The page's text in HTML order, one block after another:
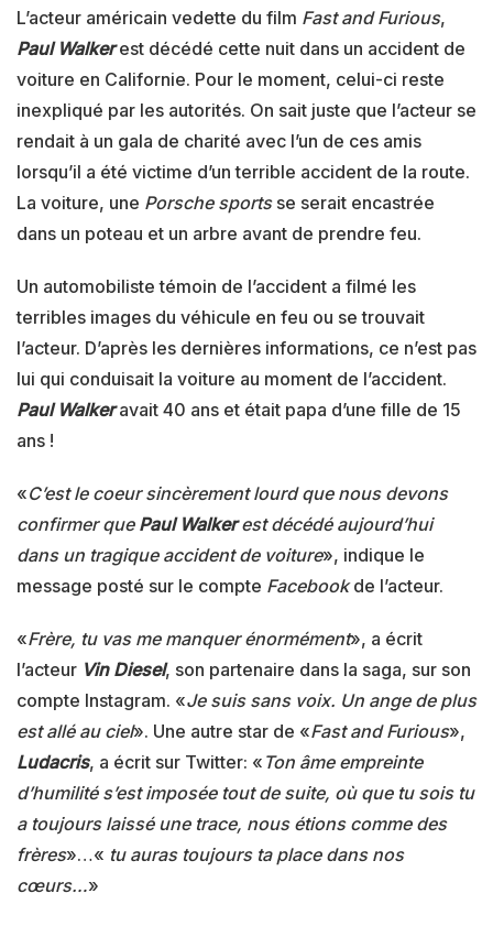
L’acteur américain vedette du film Fast and Furious,
Paul Walkerest décédé cette nuit dans un accident de
voiture en Californie. Pour le moment, celui-ci reste
inexpliqué par les autorités. On sait juste que l’acteur se
rendait à un gala de charité avec l’un de ces amis
lorsqu’il a été victime d’un terrible accident de la route.
La voiture, une Porsche sportsse serait encastrée
dans un poteau et un arbre avant de prendre feu.
Un automobiliste témoin de l’accident a filmé les
terribles images du véhicule en feu ou se trouvait
l’acteur. D’après les dernières informations, ce n’est pas
lui qui conduisait la voiture au moment de l’accident.
Paul Walkeravait 40 ans et était papa d’une fille de 15
ans !
«C’est le coeur sincèrement lourd que nous devons
confirmer que Paul Walkerest décédé aujourd’hui
dans un tragique accident de voiture», indique le
message posté sur le compte Facebookde l’acteur.
«Frère, tu vas me manquer énormément», a écrit
l’acteur Vin Diesel, son partenaire dans la saga, sur son
compte Instagram. «Je suis sans voix. Un ange de plus
est allé au ciel». Une autre star de «Fast and Furious»,
Ludacris, a écrit sur Twitter: « Ton âme empreinte
d’humilité s’est imposée tout de suite, où que tu sois tu
a toujours laissé une trace, nous étions comme des
frères»…« tu auras toujours ta place dans nos
cœurs…»